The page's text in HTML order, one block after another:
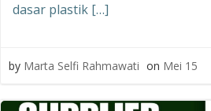
dasar plastik […]
by Marta Selfi Rahmawati on Mei 15